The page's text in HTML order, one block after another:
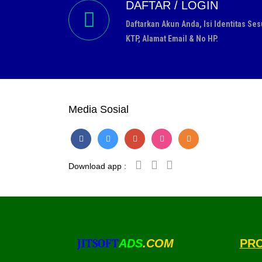
DAFTAR / LOGIN
Daftarkan Akun Anda, Isi Identitas
KTP, Alamat Email & No HP.
Media Sosial
Download app :
JITSOFTADS.COM